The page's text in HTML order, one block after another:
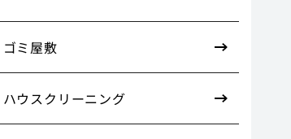
ゴミ屋敷
ハウスクリーニング